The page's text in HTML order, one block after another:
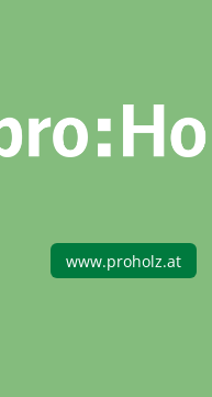
www.holz-fair-kaufen.at